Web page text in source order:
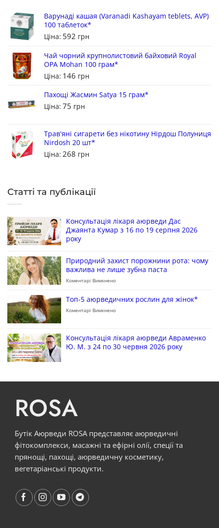
Варунаді кашая (Varanadi Kashayam teblets, AVP)
100 таблеток*
Ціна: 592 грн
Чай чорний крупнолистовий байховий Royal
OPA Mohan 100 грам*
Ціна: 146 грн
Пахощі Жасмин Satya 15 грам*
Ціна: 75 грн
Трав'яні сигарети без нікотину Нірдош Полуниця
Nirdosh 20 шт*
Ціна: 268 грн
Статті та публікації
Консультація лікаря аюрведи Дас
Джаянта Кумар з 16 по 19 серпня 2026
року
Природний захист порожнини рота: чому
важлива не лише зубна паста
Коментарі Вимкнено
Топ-5 аюрведичних рослин для жінок*
Коментарі Вимкнено
Консультація лікаря аюрведи Авраменко
Ю. М. з 24 по 30 червня 2026 року
ROSA
Бутік Аюрведи ROSA представляє аюрведичні
фітокомплекси, масажні та ефірні олії, спеції та
прянощі, пахощі, аюрведичну косметику,
вегетаріанські продукти.